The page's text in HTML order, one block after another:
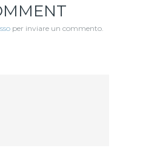
per inviare un commento.